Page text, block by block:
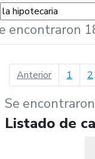
encontraron
Anteriorpágina
1 2
Se
Listado de